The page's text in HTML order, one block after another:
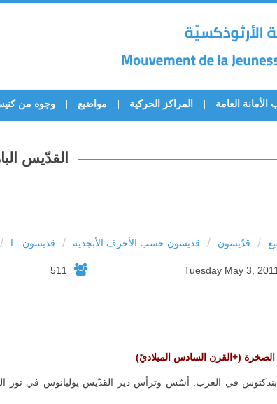
الأمانة العامة المراكز الحركية مواضيع وجوه من
القدّيس
/ قدّيسون / قديسون حسب الأحرف الأبجدية / قديسون - ا /
511
الصخرة (+القرن السادس الميلاديّ)
بندكتوس في الغرب. أسّس وترأس دير القدّيس يوليانوس في تور